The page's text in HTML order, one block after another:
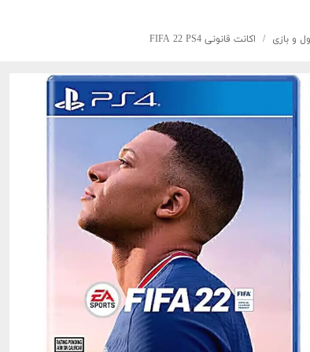
و بازی اکانت قانونی FIFA 22 PS4